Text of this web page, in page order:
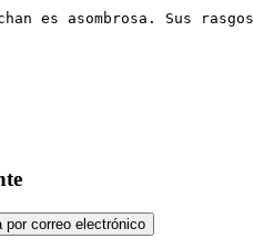
es asombrosa. Sus
por correo electrónico